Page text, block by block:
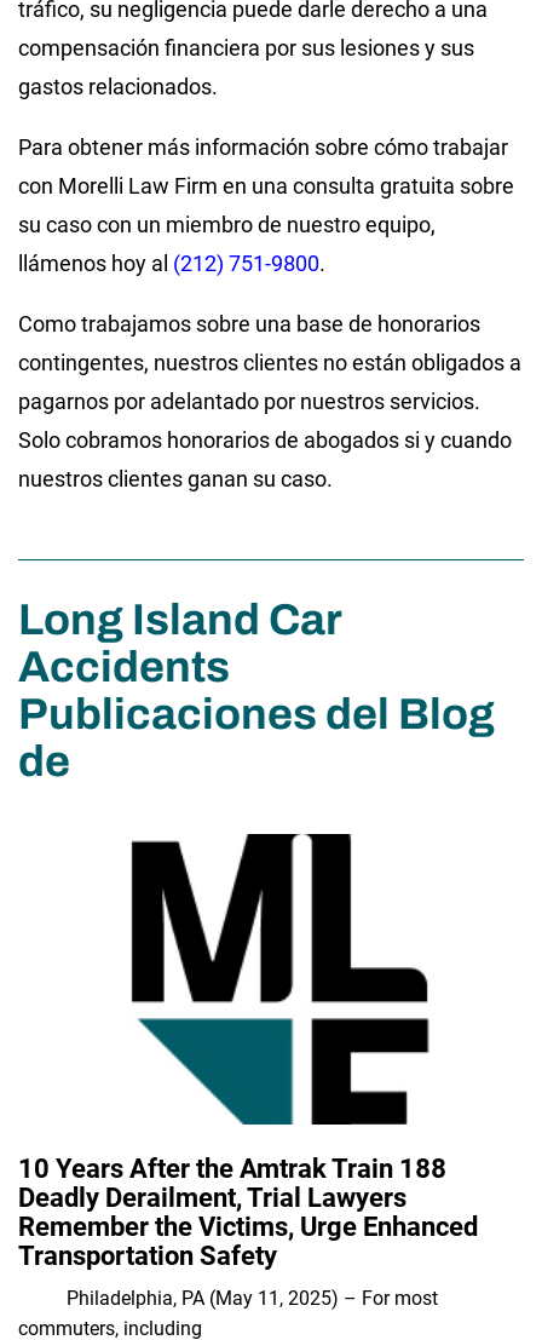
tráfico, su negligencia puede darle derecho a una
compensación financiera por sus lesiones y sus
gastos relacionados.
Para obtener más información sobre cómo trabajar
con Morelli Law Firm en una consulta gratuita sobre
su caso con un miembro de nuestro equipo,
llámenos hoy al (212) 751-9800.
Como trabajamos sobre una base de honorarios
contingentes, nuestros clientes no están obligados a
pagarnos por adelantado por nuestros servicios.
Solo cobramos honorarios de abogados si y cuando
nuestros clientes ganan su caso.
Long Island Car
Accidents
Publicaciones del Blog
de
10 Years After the Amtrak Train 188
Deadly Derailment, Trial Lawyers
Remember the Victims, Urge Enhanced
Transportation Safety
Philadelphia, PA (May 11, 2025) – For most
commuters, including